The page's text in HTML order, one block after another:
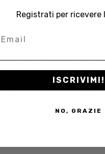
Registrati per ricevere
ISCRIVIMI!
NO, GRAZIE